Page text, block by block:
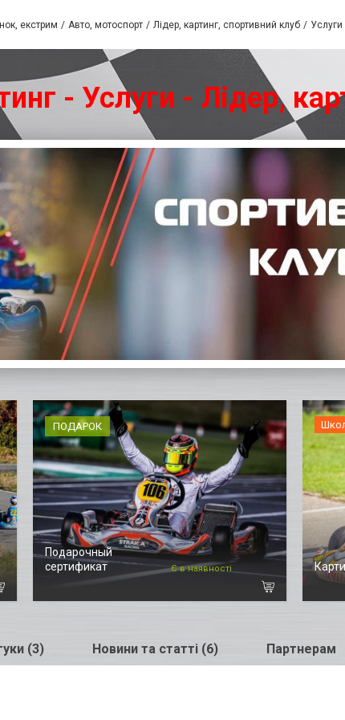
екстрим Авто, мотоспорт Лідер, картинг, спортивний клуб Услуги
- Услуги - Лідер,
ПОДАРОК
Подарочный
сертификат
Є в наявності
(3) Новини та статті (6) Партнерам